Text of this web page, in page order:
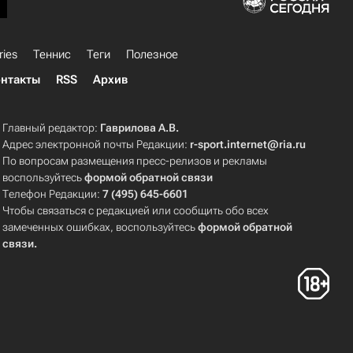
Теннис Теги
Полезное
RSS Архив
Главный редактор: Гаврилова А.В.
Адрес электронной почты Редакции: r-sport.internet@ria.ru
По вопросам размещения пресс-релизов и рекламы
воспользуйтесьформой обратной связи
Телефон Редакции:7 (495) 645-6601
Чтобы связаться с редакцией или сообщить обо всех
замеченных ошибках, воспользуйтесьформой обратной
связи.